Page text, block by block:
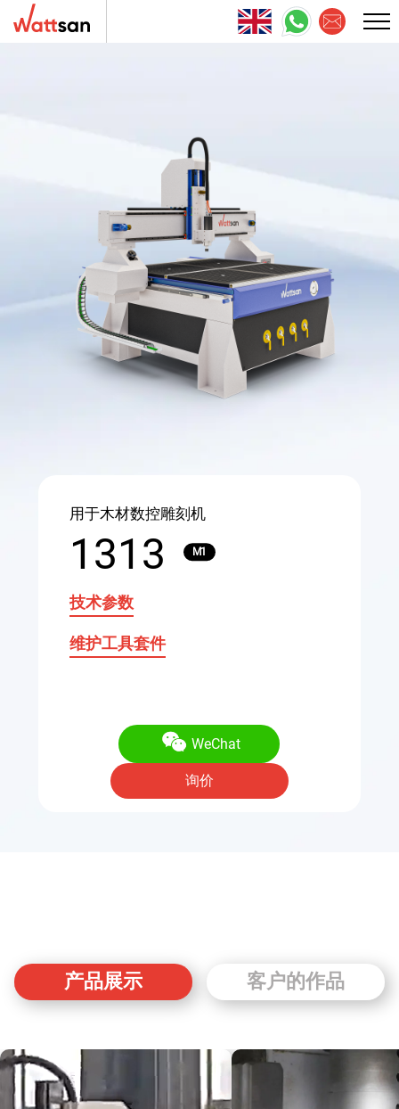
用于木材数控雕刻机
1313 M1
技术参数
维护工具套件
WeChat
询价
产品展示 客户的作品